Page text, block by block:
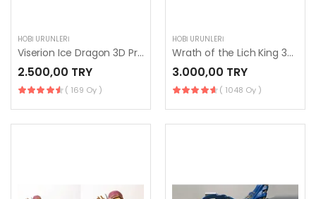
HOBI ÜRÜNLERI
Viserion Ice Dragon 3D Printing Figurine
2.500,00 TRY
( 169 Oy )
HOBI ÜRÜNLERI
Wrath of the Lich King 3D Printing Figurine
3.000,00 TRY
( 1048 Oy )